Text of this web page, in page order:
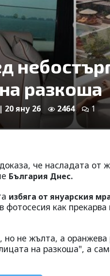
разкоша
20 яну 26 2464 1
че насладата от
България Днес.
избяга от януарския
фотосесия как
но не жълта, а
на разкоша", а